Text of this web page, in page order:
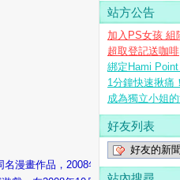
名漫畫作品，2008年8月，日本的電玩
站方公告
加入PS女孩 組
超取登記送咖啡
綁定Hami
1分鐘快速揪痛！
成為獨立小姐
好友列表
好友的新